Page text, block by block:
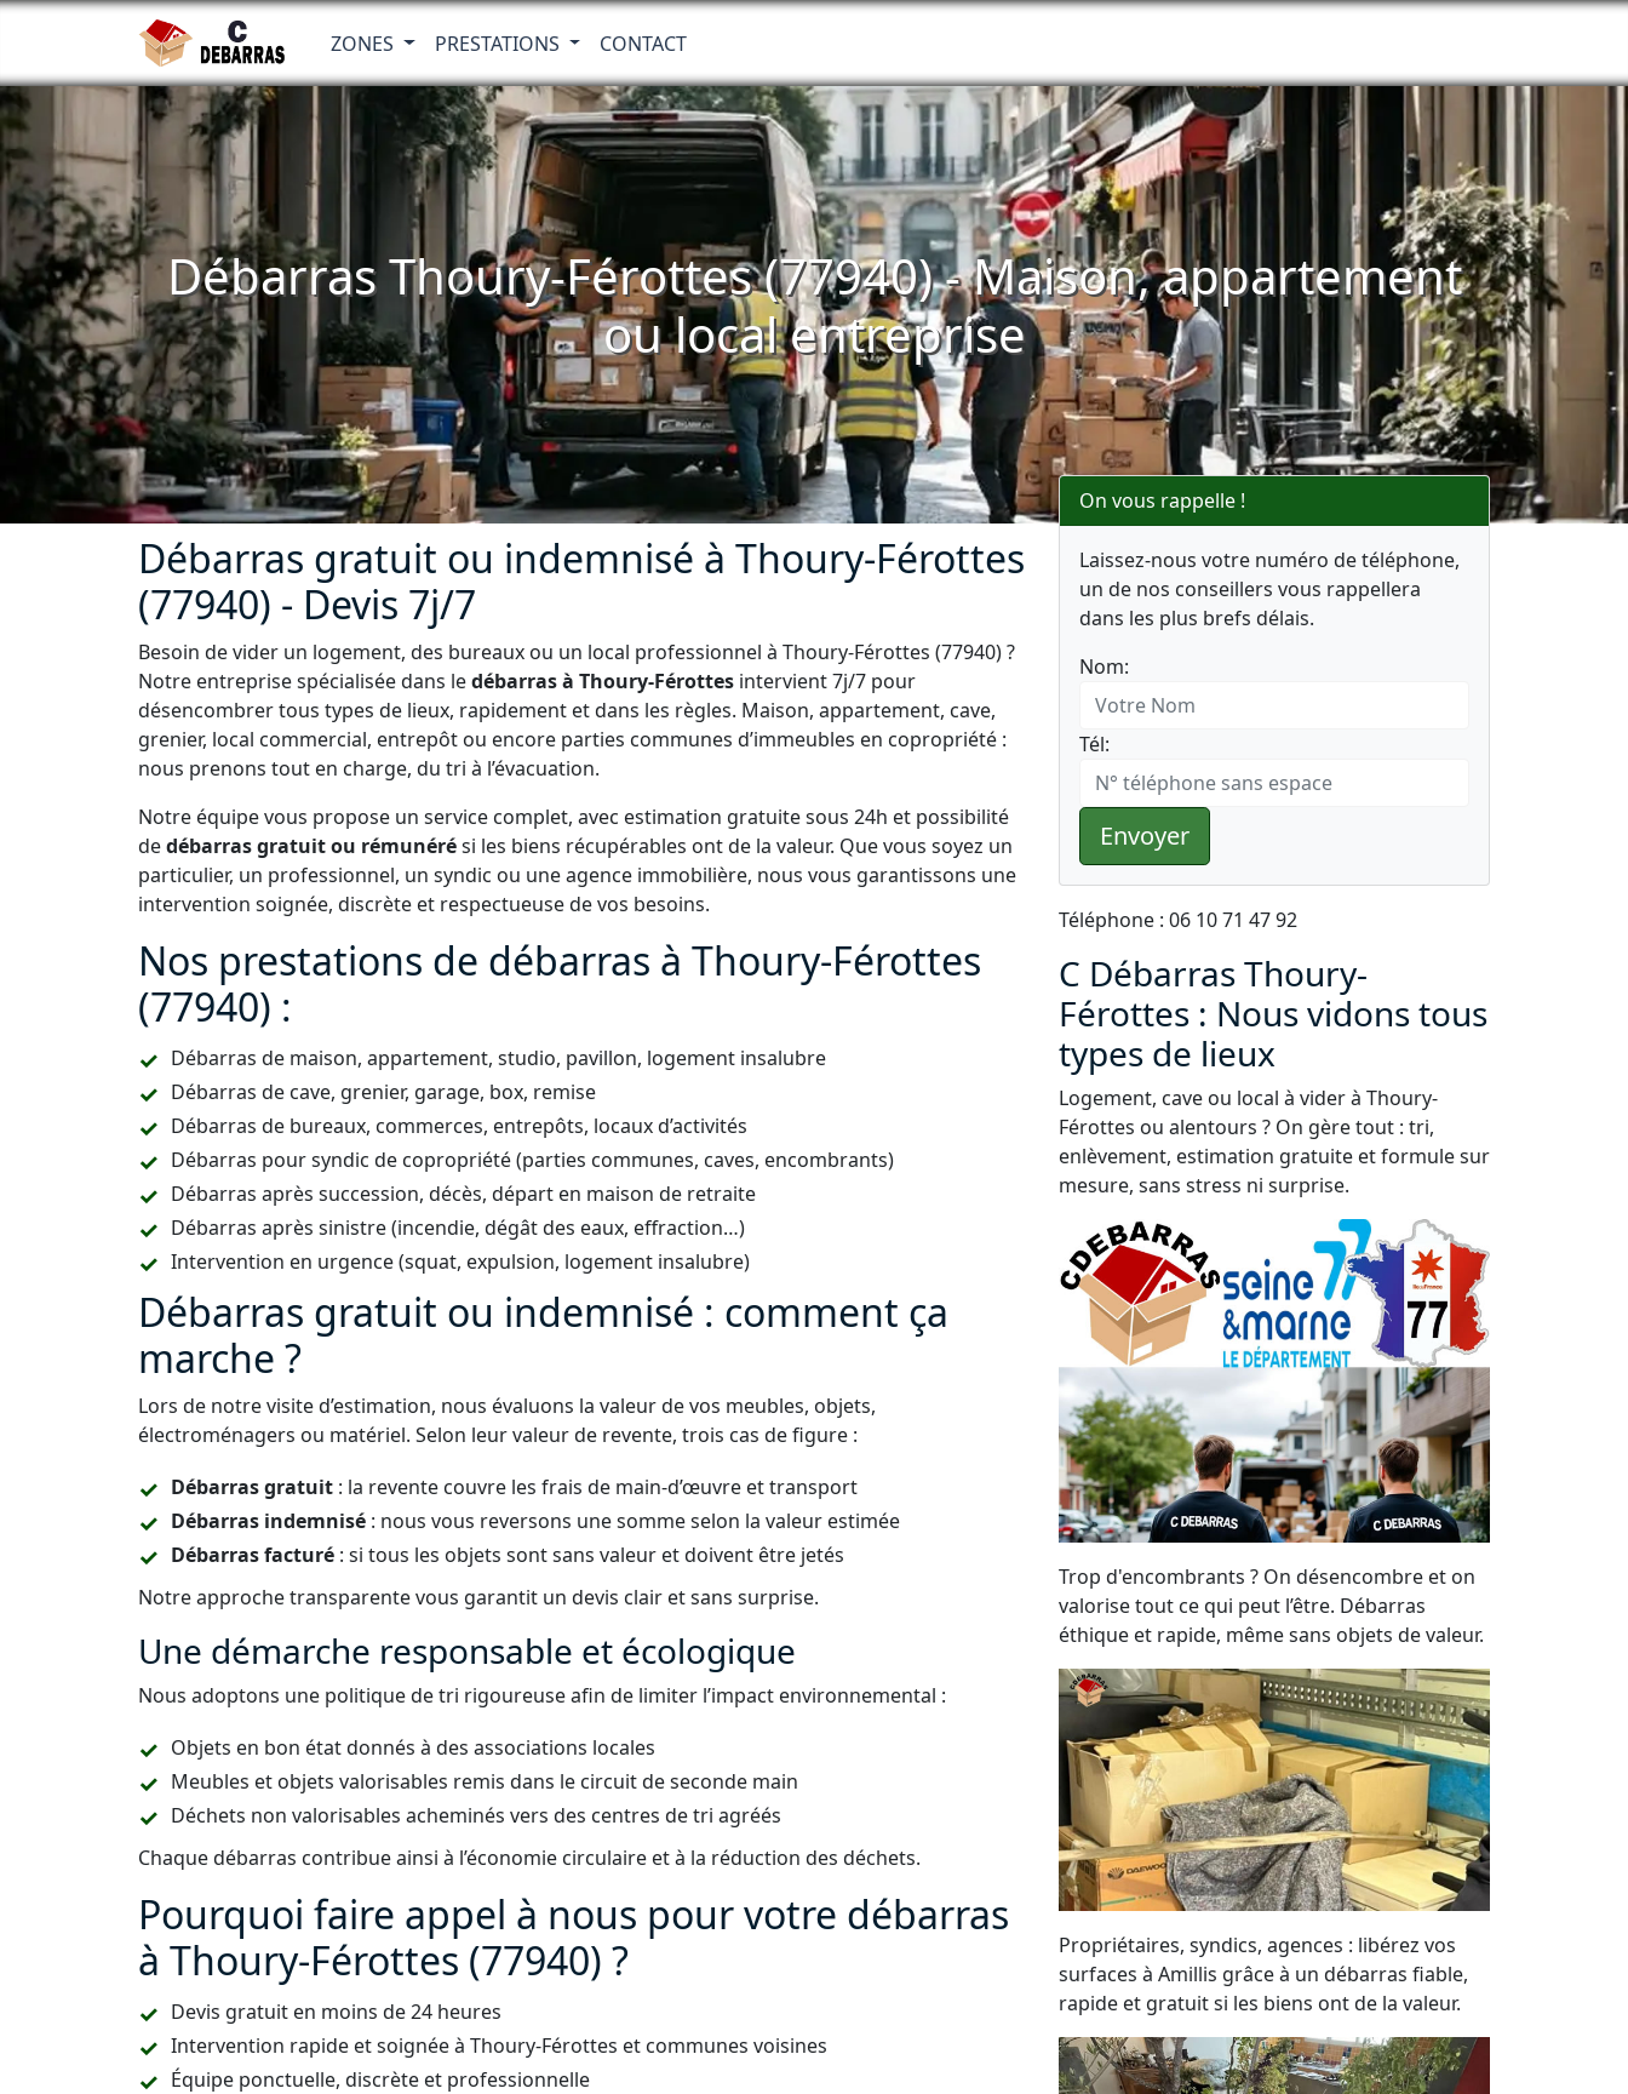
ZONES PRESTATIONS CONTACT
Débarras Thoury-Férottes (77940) - Maison, appartement
ou local entreprise
Débarras gratuit ou indemnisé à Thoury-Férottes
(77940) - Devis 7j/7
Besoin de vider un logement, des bureaux ou un local professionnel à Thoury-Férottes (77940) ?
Notre entreprise spécialisée dans ledébarras à Thoury-Férottes intervient 7j/7 pour
désencombrer tous types de lieux, rapidement et dans les règles. Maison, appartement, cave,
grenier, local commercial, entrepôt ou encore parties communes d’immeubles en copropriété :
nous prenons tout en charge, du tri à l’évacuation.
Notre équipe vous propose un service complet, avec estimation gratuite sous 24h et possibilité
dedébarras gratuit ou rémunérési les biens récupérables ont de la valeur. Que vous soyez un
particulier, un professionnel, un syndic ou une agence immobilière, nous vous garantissons une
intervention soignée, discrète et respectueuse de vos besoins.
Nos prestations de débarras à Thoury-Férottes
(77940) :
Débarras de maison, appartement, studio, pavillon, logement insalubre
Débarras de cave, grenier, garage, box, remise
Débarras de bureaux, commerces, entrepôts, locaux d’activités
Débarras pour syndic de copropriété (parties communes, caves, encombrants)
Débarras après succession, décès, départ en maison de retraite
Débarras après sinistre (incendie, dégât des eaux, effraction…)
Intervention en urgence (squat, expulsion, logement insalubre)
Débarras gratuit ou indemnisé : comment ça
marche ?
Lors de notre visite d’estimation, nous évaluons la valeur de vos meubles, objets,
électroménagers ou matériel. Selon leur valeur de revente, trois cas de figure :
Débarras gratuit : la revente couvre les frais de main-d’œuvre et transport
Débarras indemnisé : nous vous reversons une somme selon la valeur estimée
Débarras facturé : si tous les objets sont sans valeur et doivent être jetés
Notre approche transparente vous garantit un devis clair et sans surprise.
Une démarche responsable et écologique
Nous adoptons une politique de tri rigoureuse afin de limiter l’impact environnemental :
Objets en bon état donnés à des associations locales
Meubles et objets valorisables remis dans le circuit de seconde main
Déchets non valorisables acheminés vers des centres de tri agréés
Chaque débarras contribue ainsi à l’économie circulaire et à la réduction des déchets.
Pourquoi faire appel à nous pour votre débarras
à Thoury-Férottes (77940) ?
Devis gratuit en moins de 24 heures
Intervention rapide et soignée à Thoury-Férottes et communes voisines
Équipe ponctuelle, discrète et professionnelle
On vous rappelle !
Laissez-nous votre numéro de téléphone,
un de nos conseillers vous rappellera
dans les plus brefs délais.
Nom:
Tél:
Envoyer
Téléphone : 06 10 71 47 92
C Débarras Thoury-
Férottes : Nous vidons tous
types de lieux
Logement, cave ou local à vider à Thoury-
Férottes ou alentours ? On gère tout : tri,
enlèvement, estimation gratuite et formule sur
mesure, sans stress ni surprise.
Trop d'encombrants ? On désencombre et on
valorise tout ce qui peut l’être. Débarras
éthique et rapide, même sans objets de valeur.
Propriétaires, syndics, agences : libérez vos
surfaces à Amillis grâce à un débarras fiable,
rapide et gratuit si les biens ont de la valeur.